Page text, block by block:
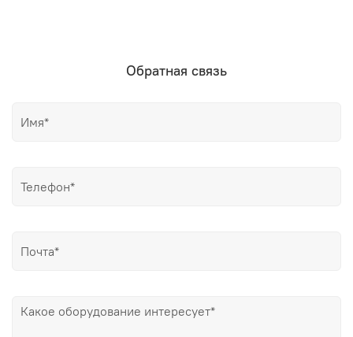
Обратная связь